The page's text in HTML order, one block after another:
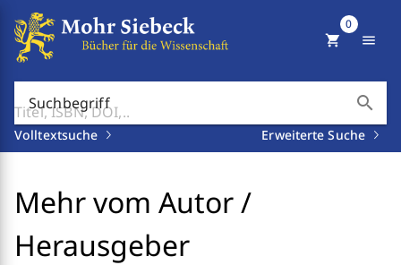
Suchbegriff search
Volltextsuche Erweiterte Suche
shopping_cart
0
menu
Mehr vom Autor /
Herausgeber